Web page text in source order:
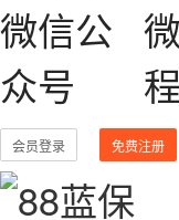
会员登录 免费注册